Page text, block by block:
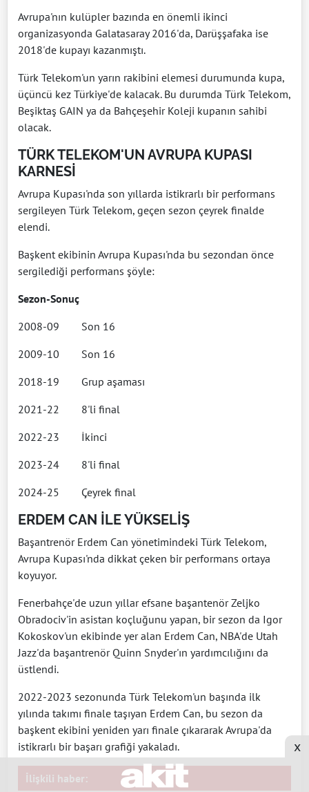
Avrupa'nın kulüpler bazında en önemli ikinci
organizasyonda Galatasaray 2016'da, Darüşşafaka ise
2018'de kupayı kazanmıştı.
Türk Telekom'un yarın rakibini elemesi durumunda kupa,
üçüncü kez Türkiye'de kalacak. Bu durumda Türk Telekom,
Beşiktaş GAIN ya da Bahçeşehir Koleji kupanın sahibi
olacak.
TÜRK TELEKOM'UN AVRUPA KUPASI
KARNESİ
Avrupa Kupası'nda son yıllarda istikrarlı bir performans
sergileyen Türk Telekom, geçen sezon çeyrek finalde
elendi.
Başkent ekibinin Avrupa Kupası'nda bu sezondan önce
sergilediği performans şöyle:
Sezon-Sonuç
2008-09 Son 16
2009-10 Son 16
2018-19 Grup aşaması
2021-22 8'li final
2022-23 İkinci
2023-24 8'li final
2024-25 Çeyrek final
ERDEM CAN İLE YÜKSELİŞ
Başantrenör Erdem Can yönetimindeki Türk Telekom,
Avrupa Kupası'nda dikkat çeken bir performans ortaya
koyuyor.
Fenerbahçe'de uzun yıllar efsane başantenör Zeljko
Obradociv'in asistan koçluğunu yapan, bir sezon da Igor
Kokoskov'un ekibinde yer alan Erdem Can, NBA'de Utah
Jazz'da başantrenör Quinn Snyder'ın yardımcılığını da
üstlendi.
2022-2023 sezonunda Türk Telekom'un başında ilk
yılında takımı finale taşıyan Erdem Can, bu sezon da
başkent ekibini yeniden yarı finale çıkararak Avrupa'da
istikrarlı bir başarı grafiği yakaladı.
İlişkili haber:
x